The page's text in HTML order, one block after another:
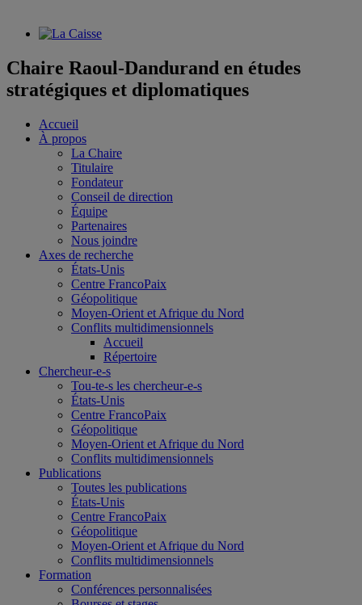
Chaire Raoul-Dandurand en études
stratégiques et diplomatiques
Accueil
À propos
La Chaire
Titulaire
Fondateur
Conseil de direction
Équipe
Partenaires
Nous joindre
Axes de recherche
États-Unis
Centre FrancoPaix
Géopolitique
Moyen-Orient et Afrique du Nord
Conflits multidimensionnels
Accueil
Répertoire
Chercheur-e-s
Tou-te-s les chercheur-e-s
États-Unis
Centre FrancoPaix
Géopolitique
Moyen-Orient et Afrique du Nord
Conflits multidimensionnels
Publications
Toutes les publications
États-Unis
Centre FrancoPaix
Géopolitique
Moyen-Orient et Afrique du Nord
Conflits multidimensionnels
Formation
Conférences personnalisées